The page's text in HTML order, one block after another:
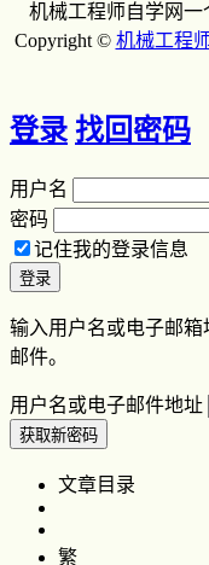
机械工程师自学网
Copyright © 机械工程
登录 找回密码
用户名
密码
记住我的登录信息
输入用户名或电子邮
邮件。
用户名或电子邮件地址
文章目录
繁